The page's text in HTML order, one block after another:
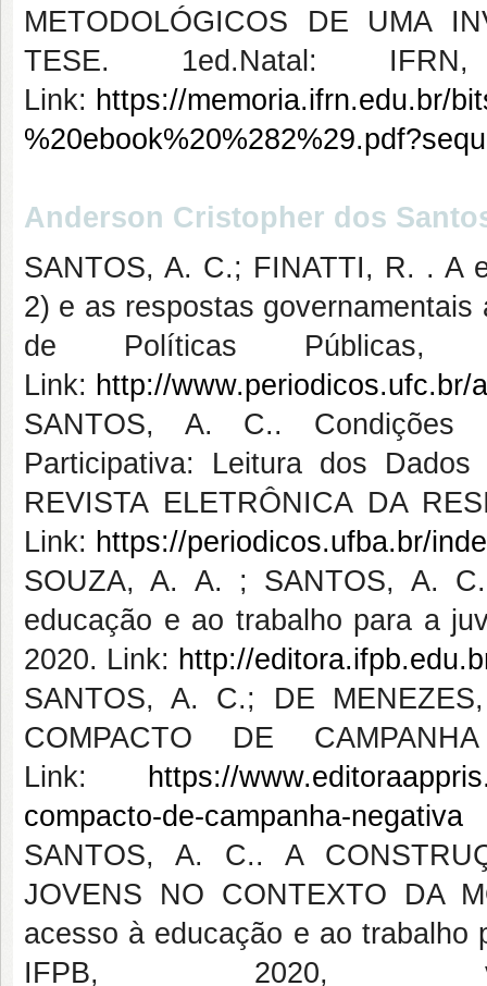
METODOLÓGICOS DE UMA
TESE. 1ed.Natal:
Link: https://memoria.ifrn.edu.br/
Anderson Cristopher dos
SANTOS, A. C.; FINATTI, R. . A
2) e as respostas
de Políticas
Link: http://www.periodicos.ufc.br/
SANTOS, A. C.. Condições
Participativa: Leitura dos
REVISTA ELETRÔNICA DA
Link: https://periodicos.ufba.br/
SOUZA, A. A. ; SANTOS, A.
educação e ao trabalho para a
2020. Link: http://
SANTOS, A. C.; DE
COMPACTO DE
Link:
https://
compacto-de-campanha-negativa
SANTOS, A. C.. A
JOVENS NO CONTEXTO DA
acesso à educação e ao trabalho
IFPB,